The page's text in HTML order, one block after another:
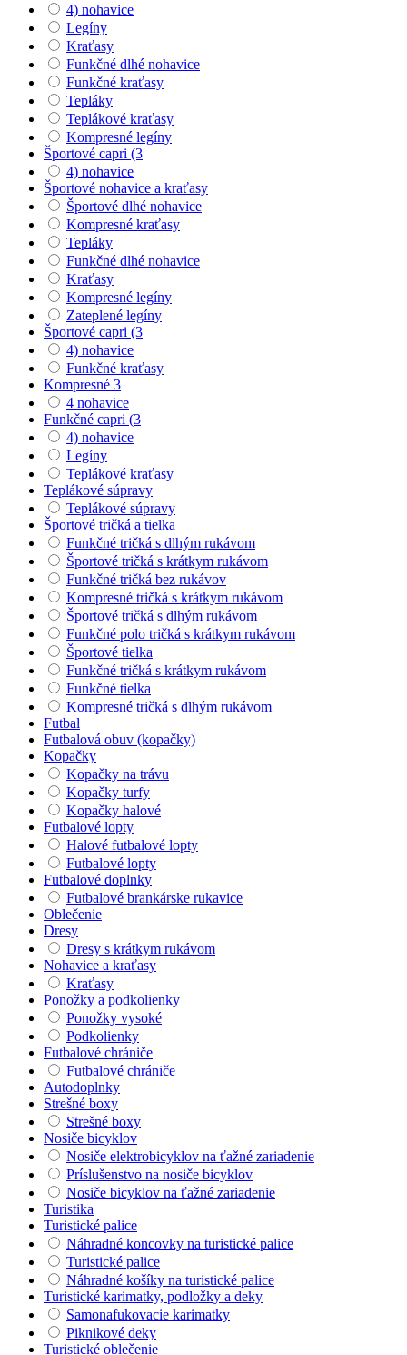
4) nohavice
Legíny
Kraťasy
Funkčné dlhé nohavice
Funkčné kraťasy
Tepláky
Teplákové kraťasy
Kompresné legíny
Športové capri (3
4) nohavice
Športové nohavice a kraťasy
Športové dlhé nohavice
Kompresné kraťasy
Tepláky
Funkčné dlhé nohavice
Kraťasy
Kompresné legíny
Zateplené legíny
Športové capri (3
4) nohavice
Funkčné kraťasy
Kompresné 3
4 nohavice
Funkčné capri (3
4) nohavice
Legíny
Teplákové kraťasy
Teplákové súpravy
Teplákové súpravy
Športové tričká a tielka
Funkčné tričká s dlhým rukávom
Športové tričká s krátkym rukávom
Funkčné tričká bez rukávov
Kompresné tričká s krátkym rukávom
Športové tričká s dlhým rukávom
Funkčné polo tričká s krátkym rukávom
Športové tielka
Funkčné tričká s krátkym rukávom
Funkčné tielka
Kompresné tričká s dlhým rukávom
Futbal
Futbalová obuv (kopačky)
Kopačky
Kopačky na trávu
Kopačky turfy
Kopačky halové
Futbalové lopty
Halové futbalové lopty
Futbalové lopty
Futbalové doplnky
Futbalové brankárske rukavice
Oblečenie
Dresy
Dresy s krátkym rukávom
Nohavice a kraťasy
Kraťasy
Ponožky a podkolienky
Ponožky vysoké
Podkolienky
Futbalové chrániče
Futbalové chrániče
Autodoplnky
Strešné boxy
Strešné boxy
Nosiče bicyklov
Nosiče elektrobicyklov na ťažné zariadenie
Príslušenstvo na nosiče bicyklov
Nosiče bicyklov na ťažné zariadenie
Turistika
Turistické palice
Náhradné koncovky na turistické palice
Turistické palice
Náhradné košíky na turistické palice
Turistické karimatky, podložky a deky
Samonafukovacie karimatky
Piknikové deky
Turistické oblečenie